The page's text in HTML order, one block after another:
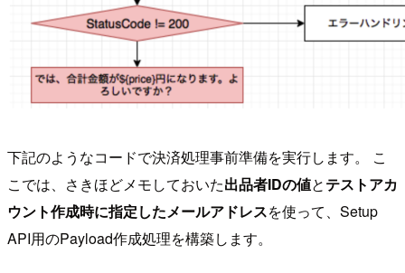
下記のようなコードで決済処理事前準備を実行します。 こ
こでは、さきほどメモしておいた出品者IDの値とテストアカ
ウント作成時に指定したメールアドレスを使って、Setup
API用のPayload作成処理を構築します。